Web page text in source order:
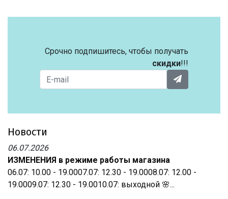
Срочно подпишитесь, чтобы получать
скидки!!!
Новости
06.07.2026
ИЗМЕНЕНИЯ в режиме работы магазина
06.07: 10.00 - 19.0007.07: 12.30 - 19.0008.07: 12.00 -
19.0009.07: 12.30 - 19.0010.07: выходной 🌸...